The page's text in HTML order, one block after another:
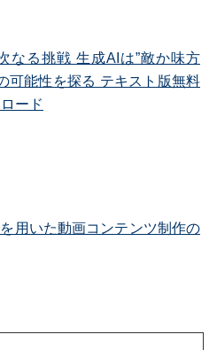
なる挑戦 生成AIは”敵か味方
可能性を探る テキスト版無料
ード
用いた動画コンテンツ制作の